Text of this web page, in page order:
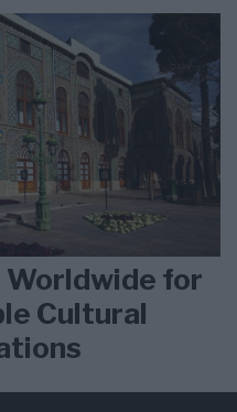
Worldwide for
Cultural